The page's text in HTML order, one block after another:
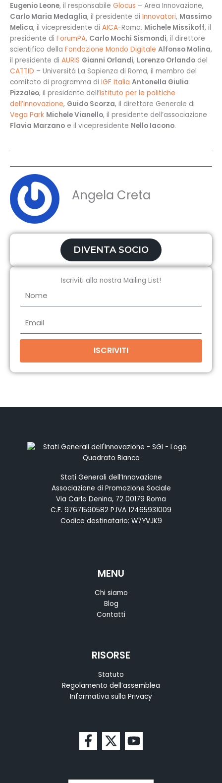
Eugenio Leone, il responsabile Glocus – Area Innovazione,
Carlo Maria Medaglia, il presidente di Innovatori, Massimo
Melica, il vicepresidente di AICA-Roma, Michele Missikoff, il
presidente di ForumPA, Carlo Mochi Sismondi, il direttore
scientifico della Fondazione Mondo Digitale Alfonso Molina,
il presidente di AURIS Gianni Orlandi, Lorenzo Orlando del
CATTID – Università La Sapienza di Roma, il membro del
comitato di programma di IGF Italia Antonella Giulia
Pizzaleo, il presidente dell’Istituto per le politiche
dell’innovazione, Guido Scorza, il direttore Generale di
Vega Park Michele Vianello, il presidente dell’associazione
Flavia Marzano e il vicepresidente Nello Iacono.
Angela Creta
DIVENTA SOCIO
Iscriviti alla nostra Mailing List!
ISCRIVITI
Stati Generali dell’Innovazione
Associazione di Promozione Sociale
Via Carlo Denina, 72 00179 Roma
C.F. 97671590582 P.IVA 12465931009
Codice destinatario: W7YVJK9
MENU
Chi siamo
Blog
Contatti
RISORSE
Statuto
Regolamento dell’assemblea
Informativa sulla Privacy